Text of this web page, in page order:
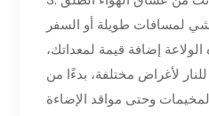
لمسافات طويلة أو السفر
إضافة قيمة لمعداتك،
لأغراض مختلفة، بدءًا من